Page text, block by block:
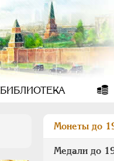
БИБЛИОТЕКА
Монеты до
Медали до